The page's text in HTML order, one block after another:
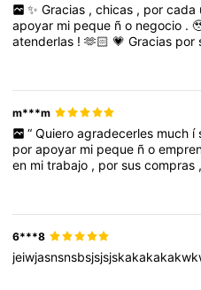
✨ Gracias , chicas , por cada
apoyar mi peque ño negocio .
atenderlas !🫶🏻💗Gracias por
apoyarminegocioyporsu
m***m
“ Quiero agradecerles much í
porapoyar mi peque ño
en mitrabajo , porsuscompras
ónymuchocariño.🥹💗
esperar
sus pedidos
. Cadacompra,
ayudamuchísimoaseguir
6***8